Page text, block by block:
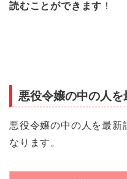
読むことができます ！
悪役令嬢の中の人
悪役令嬢の中の人を最新
なります。